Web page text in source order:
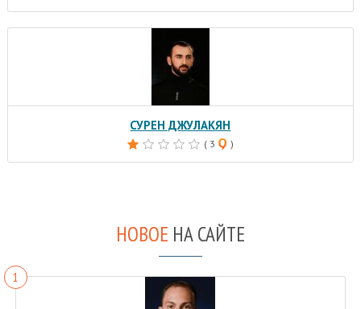
СУРЕН ДЖУЛАКЯН
( 3 )
НОВОЕ НА САЙТЕ